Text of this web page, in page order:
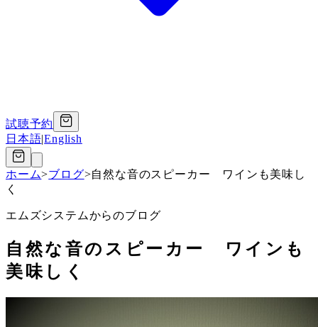
試聴予約
日本語|English
ホーム>ブログ>自然な音のスピーカー ワインも美味し
く
エムズシステムからのブログ
自然な音のスピーカー ワインも
美味しく